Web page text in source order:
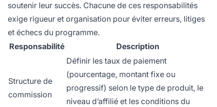
soutenir leur succès. Chacune de ces responsabilités
exige rigueur et organisation pour éviter erreurs, litiges
et échecs du programme.
Responsabilité
Description
Structure de
commission
Définir les taux de paiement
(pourcentage, montant fixe ou
progressif) selon le type de produit, le
niveau d’affilié et les conditions du